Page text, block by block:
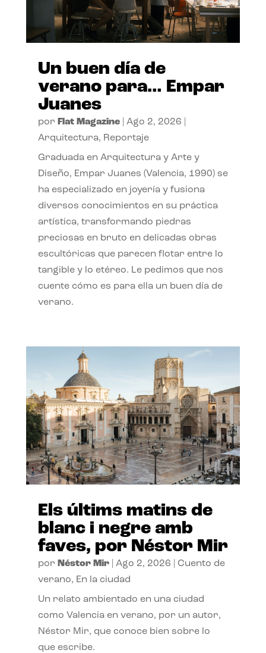
Un buen día de
verano para… Empar
Juanes
por Flat Magazine| Ago 2, 2026
Arquitectura, Reportaje
Graduada en Arquitectura y Arte y
Diseño, Empar Juanes (Valencia, 1990) se
ha especializado en joyería y fusiona
diversos conocimientos en su práctica
artística, transformando piedras
preciosas en bruto en delicadas obras
escultóricas que parecen flotar entre lo
tangible y lo etéreo. Le pedimos que nos
cuente cómo es para ella un buen día de
verano.
Els últims matins de
blanc i negre amb
faves, por Néstor Mir
por Néstor Mir| Ago 2, 2026
Cuento de
verano, En la ciudad
Un relato ambientado en una ciudad
como Valencia en verano, por un autor,
Néstor Mir, que conoce bien sobre lo
que escribe.